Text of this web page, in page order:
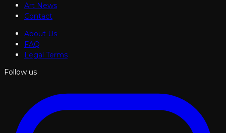
Art News
Contact
About Us
FAQ
Legal Terms
Follow us